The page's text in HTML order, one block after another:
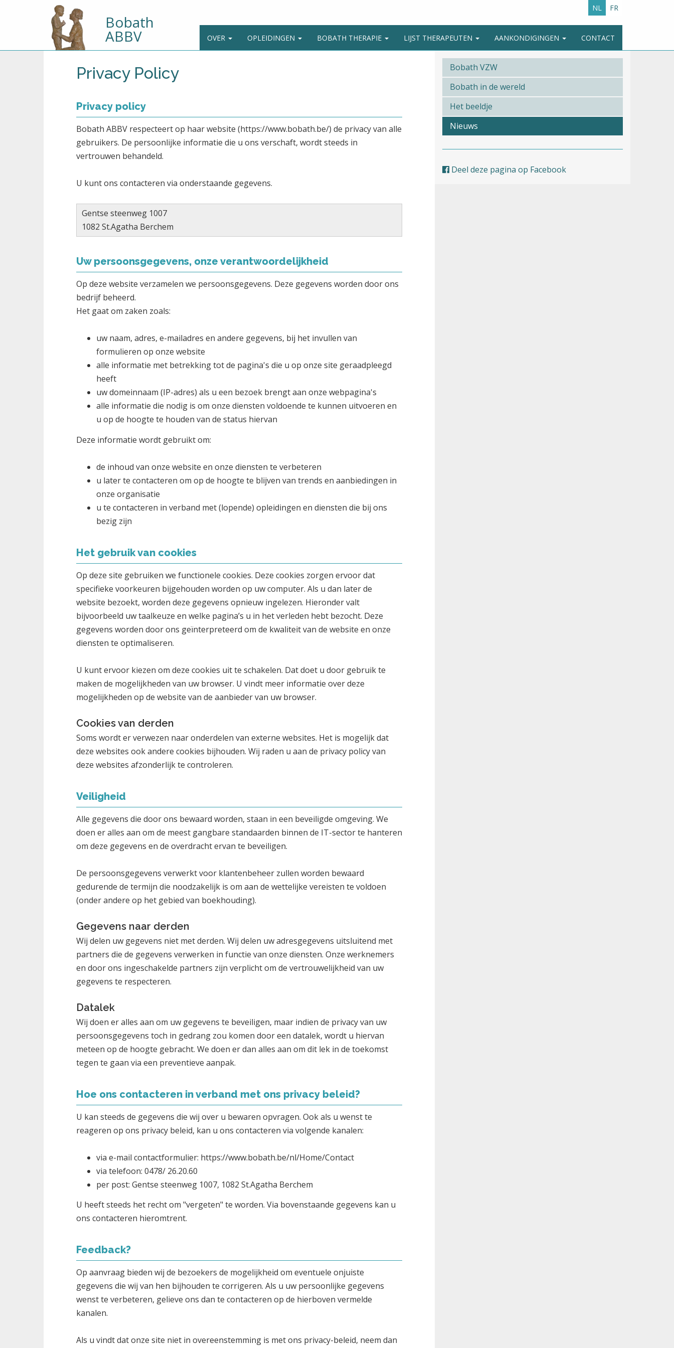
Bobath
ABBV
NL FR
OVER OPLEIDINGEN BOBATH THERAPIE LIJST THERAPEUTEN AANKONDIGINGEN CONTACT
Bobath VZW
Bobath in de wereld
Het beeldje
Nieuws
Deel deze pagina op Facebook
Privacy Policy
Privacy policy
Bobath ABBV respecteert op haar website (https://www.bobath.be/) de privacy van alle
gebruikers. De persoonlijke informatie die u ons verschaft, wordt steeds in
vertrouwen behandeld.
U kunt ons contacteren via onderstaande gegevens.
Gentse steenweg 1007
1082 St.Agatha Berchem
Uw persoonsgegevens, onze verantwoordelijkheid
Op deze website verzamelen we persoonsgegevens. Deze gegevens worden door ons
bedrijf beheerd.
Het gaat om zaken zoals:
uw naam, adres, e-mailadres en andere gegevens, bij het invullen van
formulieren op onze website
alle informatie met betrekking tot de pagina's die u op onze site geraadpleegd
heeft
uw domeinnaam (IP-adres) als u een bezoek brengt aan onze webpagina's
alle informatie die nodig is om onze diensten voldoende te kunnen uitvoeren en
u op de hoogte te houden van de status hiervan
Deze informatie wordt gebruikt om:
de inhoud van onze website en onze diensten te verbeteren
u later te contacteren om op de hoogte te blijven van trends en aanbiedingen in
onze organisatie
u te contacteren in verband met (lopende) opleidingen en diensten die bij ons
bezig zijn
Het gebruik van cookies
Op deze site gebruiken we functionele cookies. Deze cookies zorgen ervoor dat
specifieke voorkeuren bijgehouden worden op uw computer. Als u dan later de
website bezoekt, worden deze gegevens opnieuw ingelezen. Hieronder valt
bijvoorbeeld uw taalkeuze en welke pagina’s u in het verleden hebt bezocht. Deze
gegevens worden door ons geïnterpreteerd om de kwaliteit van de website en onze
diensten te optimaliseren.
U kunt ervoor kiezen om deze cookies uit te schakelen. Dat doet u door gebruik te
maken de mogelijkheden van uw browser. U vindt meer informatie over deze
mogelijkheden op de website van de aanbieder van uw browser.
Cookies van derden
Soms wordt er verwezen naar onderdelen van externe websites. Het is mogelijk dat
deze websites ook andere cookies bijhouden. Wij raden u aan de privacy policy van
deze websites afzonderlijk te controleren.
Veiligheid
Alle gegevens die door ons bewaard worden, staan in een beveiligde omgeving. We
doen er alles aan om de meest gangbare standaarden binnen de IT-sector te hanteren
om deze gegevens en de overdracht ervan te beveiligen.
De persoonsgegevens verwerkt voor klantenbeheer zullen worden bewaard
gedurende de termijn die noodzakelijk is om aan de wettelijke vereisten te voldoen
(onder andere op het gebied van boekhouding).
Gegevens naar derden
Wij delen uw gegevens niet met derden. Wij delen uw adresgegevens uitsluitend met
partners die de gegevens verwerken in functie van onze diensten. Onze werknemers
en door ons ingeschakelde partners zijn verplicht om de vertrouwelijkheid van uw
gegevens te respecteren.
Datalek
Wij doen er alles aan om uw gegevens te beveiligen, maar indien de privacy van uw
persoonsgegevens toch in gedrang zou komen door een datalek, wordt u hiervan
meteen op de hoogte gebracht. We doen er dan alles aan om dit lek in de toekomst
tegen te gaan via een preventieve aanpak.
Hoe ons contacteren in verband met ons privacy beleid?
U kan steeds de gegevens die wij over u bewaren opvragen. Ook als u wenst te
reageren op ons privacy beleid, kan u ons contacteren via volgende kanalen:
via e-mail contactformulier: https://www.bobath.be/nl/Home/Contact
via telefoon: 0478/ 26.20.60
per post: Gentse steenweg 1007, 1082 St.Agatha Berchem
U heeft steeds het recht om "vergeten" te worden. Via bovenstaande gegevens kan u
ons contacteren hieromtrent.
Feedback?
Op aanvraag bieden wij de bezoekers de mogelijkheid om eventuele onjuiste
gegevens die wij van hen bijhouden te corrigeren. Als u uw persoonlijke gegevens
wenst te verbeteren, gelieve ons dan te contacteren op de hierboven vermelde
kanalen.
Als u vindt dat onze site niet in overeenstemming is met ons privacy-beleid, neem dan